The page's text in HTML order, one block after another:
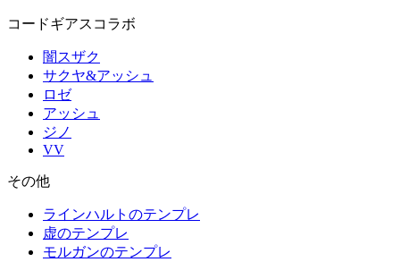
コードギアスコラボ
闇スザク
サクヤ&アッシュ
ロゼ
アッシュ
ジノ
VV
その他
ラインハルトのテンプレ
虚のテンプレ
モルガンのテンプレ